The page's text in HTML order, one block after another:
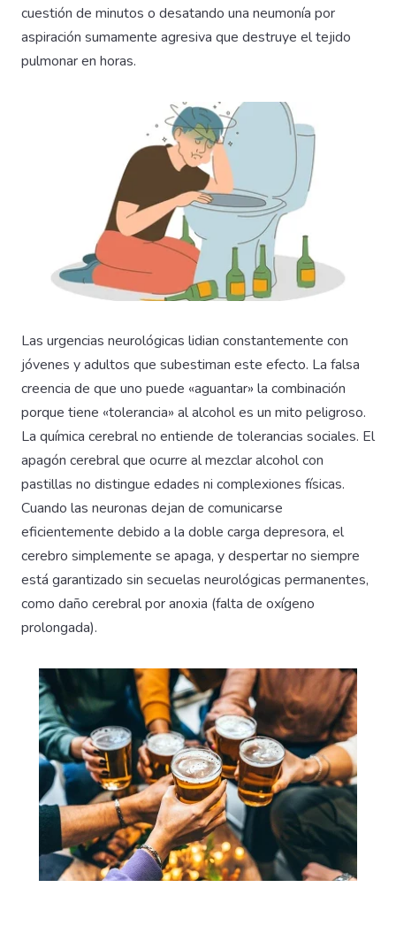
cuestión de minutos o desatando una neumonía por
aspiración sumamente agresiva que destruye el tejido
pulmonar en horas.
Las urgencias neurológicas lidian constantemente con
jóvenes y adultos que subestiman este efecto. La falsa
creencia de que uno puede «aguantar» la combinación
porque tiene «tolerancia» al alcohol es un mito peligroso.
La química cerebral no entiende de tolerancias sociales. El
apagón cerebral que ocurre al mezclar alcohol con
pastillas no distingue edades ni complexiones físicas.
Cuando las neuronas dejan de comunicarse
eficientemente debido a la doble carga depresora, el
cerebro simplemente se apaga, y despertar no siempre
está garantizado sin secuelas neurológicas permanentes,
como daño cerebral por anoxia (falta de oxígeno
prolongada).